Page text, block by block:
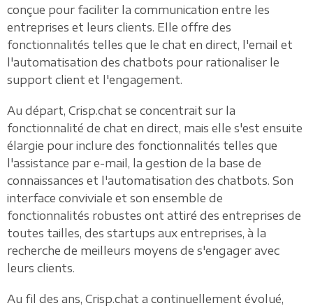
conçue pour faciliter la communication entre les
entreprises et leurs clients. Elle offre des
fonctionnalités telles que le chat en direct, l'email et
l'automatisation des chatbots pour rationaliser le
support client et l'engagement.
Au départ, Crisp.chat se concentrait sur la
fonctionnalité de chat en direct, mais elle s'est ensuite
élargie pour inclure des fonctionnalités telles que
l'assistance par e-mail, la gestion de la base de
connaissances et l'automatisation des chatbots. Son
interface conviviale et son ensemble de
fonctionnalités robustes ont attiré des entreprises de
toutes tailles, des startups aux entreprises, à la
recherche de meilleurs moyens de s'engager avec
leurs clients.
Au fil des ans, Crisp.chat a continuellement évolué,